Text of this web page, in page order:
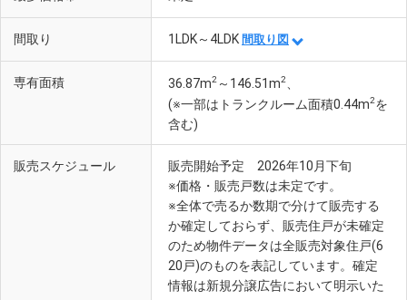
間取り 1LDK～4LDK 間取り図
専有面積 36.87m2 ～146.51m2
(※一部はトランクルーム面積0.44m2を
含む)
販売スケジュール
販売開始予定 2026年10月下旬
※価格・販売戸数は未定です。
※全体で売るか数期で分けて販売する
か確定しておらず、販売住戸が未確定
のため物件データは全販売対象住戸(6
20戸)のものを表記しています。確定
情報は新規分譲広告において明示いた